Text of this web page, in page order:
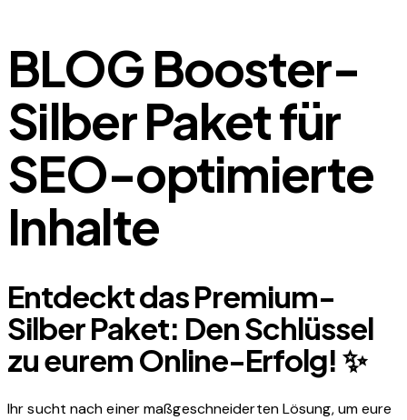
BLOG Booster-
Silber Paket für
SEO-optimierte
Inhalte
Entdeckt das Premium-
Silber Paket: Den Schlüssel
zu eurem Online-Erfolg! ✨
Ihr sucht nach einer maßgeschneiderten Lösung, um eure